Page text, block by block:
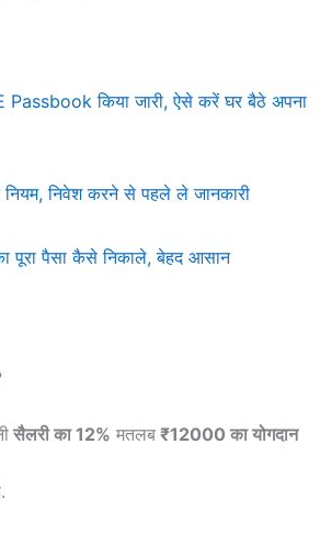
किया जारी, ऐसे करें घर बैठे अपना
निवेश करने से पहले ले जानकारी
पूरा पैसा कैसे निकाले, बेहद आसान
सैलरी का 12% मतलब ₹12000 का योगदान